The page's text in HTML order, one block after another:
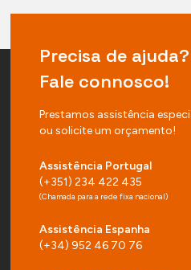
Precisa de ajuda?
Fale connosco!
Prestamos assistência
ou solicite um orçamento!
Assistência Portugal
(+351) 234 422 435
(Chamada para a rede fixa nacional)
Assistência Espanha
(+34) 952 46 70 76